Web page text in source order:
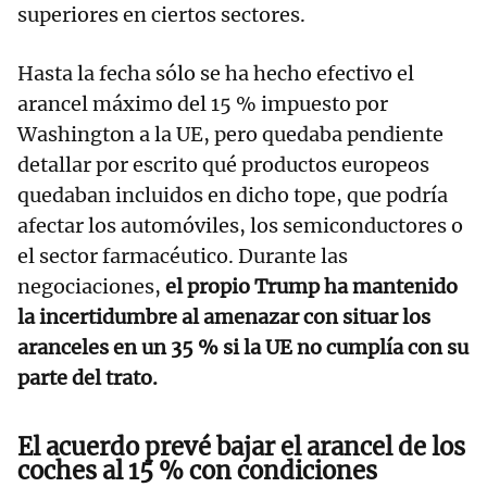
superiores en ciertos sectores.
Hasta la fecha sólo se ha hecho efectivo el
arancel máximo del 15 % impuesto por
Washington a la UE, pero quedaba pendiente
detallar por escrito qué productos europeos
quedaban incluidos en dicho tope, que podría
afectar los automóviles, los semiconductores o
el sector farmacéutico. Durante las
negociaciones, el propio Trump ha mantenido
la incertidumbre al amenazar con situar los
aranceles en un 35 % si la UE no cumplía con su
parte del trato.
El acuerdo prevé bajar el arancel de los
coches al 15 % con condiciones